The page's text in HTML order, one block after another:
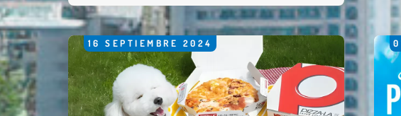
16 SEPTIEMBRE 2024